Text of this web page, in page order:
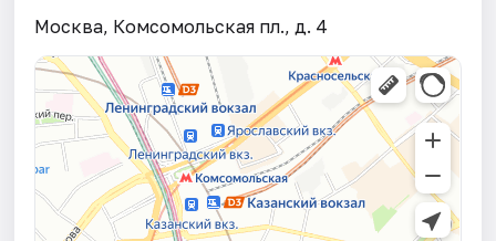
Москва, Комсомольская пл., д. 4